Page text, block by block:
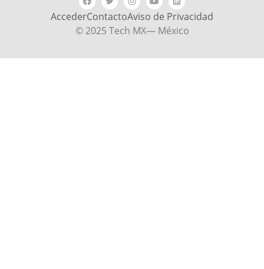
AccederContactoAviso de Privacidad
© 2025 Tech MX— México